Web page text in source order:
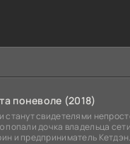
поневоле (2018)
станут свидетелями
попали дочка владельца
и предприниматель